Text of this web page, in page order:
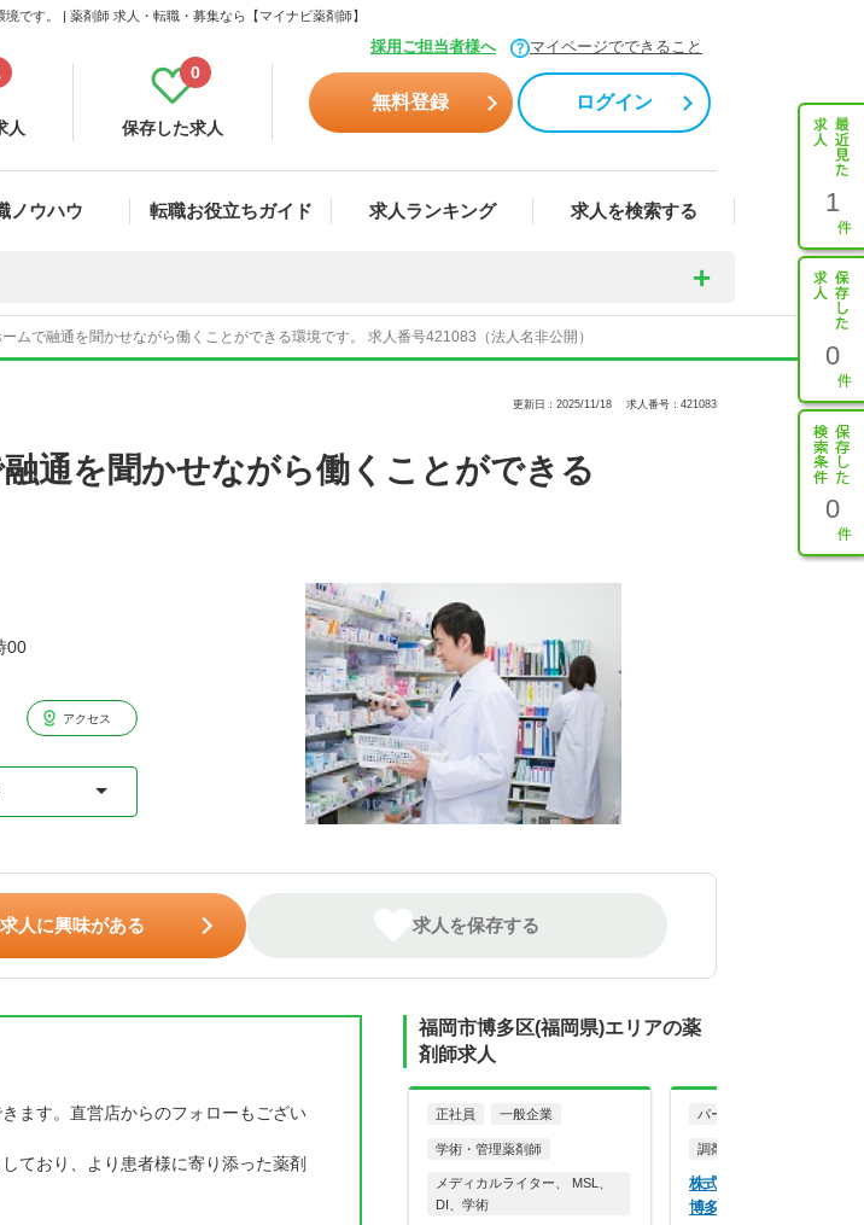
です。 | 薬剤師 求人・転職・募集なら【マイナビ薬剤師】
採用ご担当者様へ マイページでできること
人 保存した求人
0
無料登録 ログイン
ノウハウ 転職お役立ちガイド 求人ランキング 求人を検索する 1
0
0
ムで融通を聞かせながら働くことができる環境です。 求人番号421083（法人名非公開）
更新日：2025/11/18 求人番号：421083
通を聞かせながら働くことができる
00
アクセス
人に興味がある 求人を保存する
ます。直営店からのフォローもござい
ており、より患者様に寄り添った薬剤
福岡市博多区(福岡県)エリアの薬
剤師求人
正社員 一般企業
学術・管理薬剤師
メディカルライター、 MSL、
DI、学術
パート・アルバイト
調剤薬局
株式会社大賀薬局 大賀
博多駅南1丁目店